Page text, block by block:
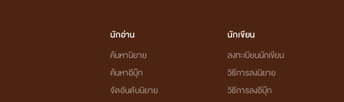
นักอ่าน
ค้นหานิยาย
ค้นหาอีบุ๊ก
จัดอันดับนิยาย
นักเขียน
ลงทะเบียนนักเขียน
วิธีการลงนิยาย
วิธีการลงอีบุ๊ก